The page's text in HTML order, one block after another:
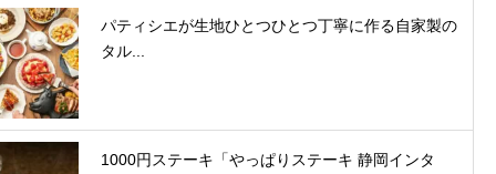
パティシエが生地ひとつひとつ丁寧に作る自家製の
タル...
1000円ステーキ「やっぱりステーキ 静岡インタ